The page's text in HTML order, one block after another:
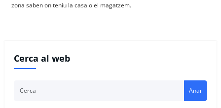
zona saben on teniu la casa o el magatzem.
Cerca al web
Anar